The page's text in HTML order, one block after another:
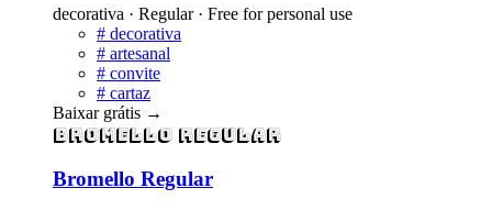
decorativa · Regular · Free for personal use
# decorativa
# artesanal
# convite
# cartaz
Baixar grátis →
Bromello Regular
Bromello Regular